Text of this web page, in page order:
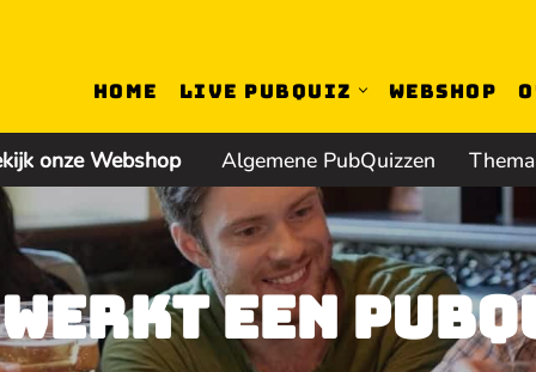
Home Live PubQuiz Webshop
onze Webshop Algemene PubQuizzen
werkt een